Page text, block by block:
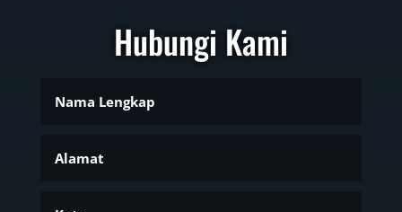
Hubungi Kami